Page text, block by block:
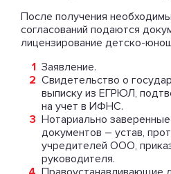
После получения
согласований подаются
лицензирование детско-
Заявление.
Свидетельство о
выписку из ЕГРЮЛ,
на учет в ИФНС.
Нотариально
документов – устав,
учредителей ООО,
руководителя.